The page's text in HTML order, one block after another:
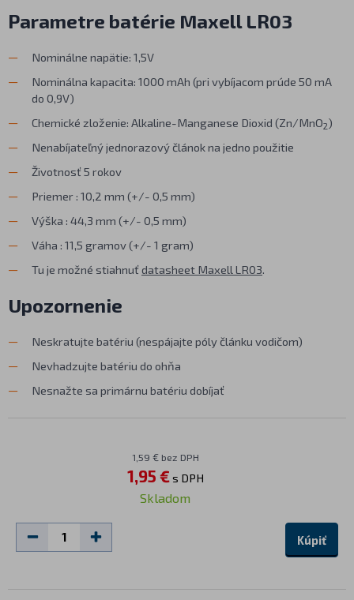
Parametre batérie Maxell LR03
Nominálne napätie: 1,5V
Nominálna kapacita: 1000 mAh (pri vybíjacom prúde 50 mA
do 0,9V)
Chemické zloženie: Alkaline-Manganese Dioxid (Zn/MnO2)
Nenabíjateľný jednorazový článok na jedno použitie
Životnosť 5 rokov
Priemer : 10,2 mm (+/- 0,5 mm)
Výška : 44,3 mm (+/- 0,5 mm)
Váha : 11,5 gramov (+/- 1 gram)
Tu je možné stiahnuť datasheet Maxell LR03.
Upozornenie
Neskratujte batériu (nespájajte póly článku vodičom)
Nevhadzujte batériu do ohňa
Nesnažte sa primárnu batériu dobíjať
1,59 € bez DPH
1,95 €s DPH
Skladom
Kúpiť